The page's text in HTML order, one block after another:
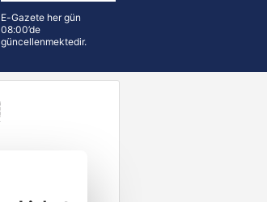
E-Gazete her gün
08:00’de
güncellenmektedir.